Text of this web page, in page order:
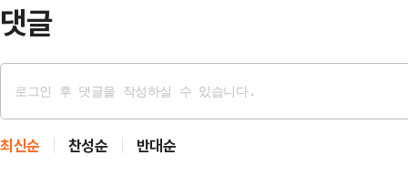
댓글
최신순 찬성순 반대순